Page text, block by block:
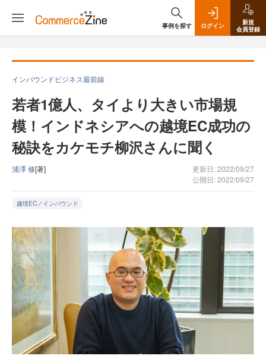
事例を探す ログイン
新規
会員登録
インバウンドビジネス最前線
若者1億人、タイより大きい市場規
模！インドネシアへの越境EC成功の
秘訣をカケモチ柳沢さんに聞く
浦澤 修[著]
更新日: 2022/09/27
公開日: 2022/09/27
越境EC／インバウンド